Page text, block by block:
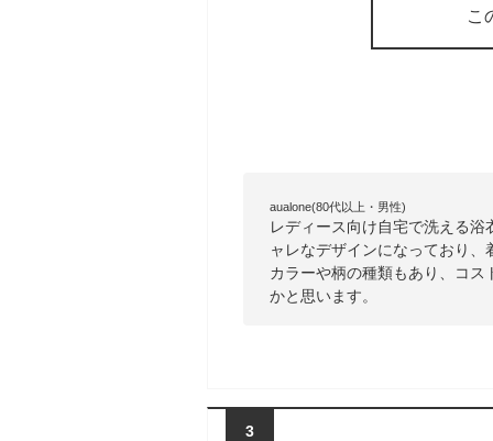
こ
aualone(80代以上・男性)
レディース向け自宅で洗える
ャレなデザインになっており
カラーや柄の種類もあり、コ
かと思います。
3